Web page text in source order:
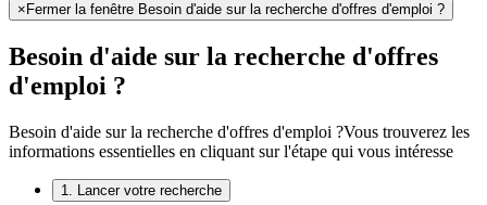
× Fermer la fenêtre Besoin d'aide sur la recherche d'offres d'emploi ?
Besoin d'aide sur la recherche d'offres
d'emploi ?
Besoin d'aide sur la recherche d'offres d'emploi ?Vous trouverez les
informations essentielles en cliquant sur l'étape qui vous intéresse
1. Lancer votre recherche